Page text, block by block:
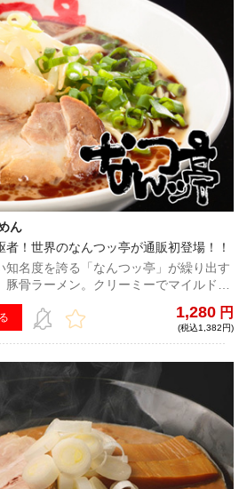
ん
者！世界のなんつッ亭が通販初登場！！
知名度を誇る「なんつッ亭」が繰り出す
豚骨ラーメン。クリーミーでマイルドな
外不出の黒マー油と奇跡の融合を織り
する一杯を是非ともご堪能ください。
1,280 円
(税込1,382円)